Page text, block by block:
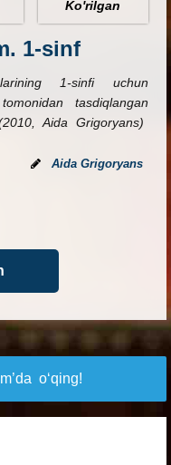
Ko'rilgan
1-sinf
1-sinfi uchun
tasdiqlangan
Aida Grigoryans)
Aida Grigoryans
o‘qing!